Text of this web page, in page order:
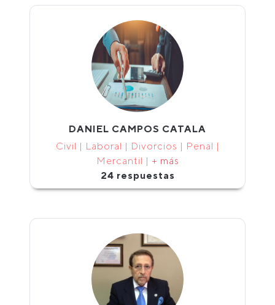
DANIEL CAMPOS CATALA
Civil | Laboral | Divorcios | Penal |
Mercantil | + más
24 respuestas